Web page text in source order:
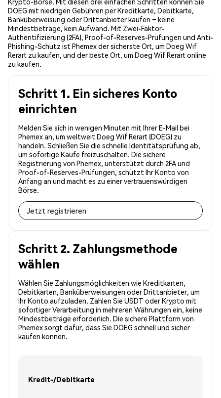
DOEG mit niedrigen Gebühren per Kreditkarte, Debitkarte,
Banküberweisung oder Drittanbieter kaufen – keine
Mindestbeträge, kein Aufwand. Mit Zwei-Faktor-
Authentifizierung (2FA), Proof-of-Reserves-Prüfungen und Anti-
Phishing-Schutz ist Phemex der sicherste Ort, um Doeg Wif
Rerart zu kaufen, und der beste Ort, um Doeg Wif Rerart online
zu kaufen.
Schritt 1. Ein sicheres Konto
einrichten
Melden Sie sich in wenigen Minuten mit Ihrer E-Mail bei
Phemex an, um weltweit Doeg Wif Rerart (DOEG) zu
handeln. Schließen Sie die schnelle Identitätsprüfung ab,
um sofortige Käufe freizuschalten. Die sichere
Registrierung von Phemex, unterstützt durch 2FA und
Proof-of-Reserves-Prüfungen, schützt Ihr Konto von
Anfang an und macht es zu einer vertrauenswürdigen
Börse.
Jetzt registrieren
Schritt 2. Zahlungsmethode
wählen
Wählen Sie Zahlungsmöglichkeiten wie Kreditkarten,
Debitkarten, Banküberweisungen oder Drittanbieter, um
Ihr Konto aufzuladen. Zahlen Sie USDT oder Krypto mit
sofortiger Verarbeitung in mehreren Währungen ein, keine
Mindestbeträge erforderlich. Die sichere Plattform von
Phemex sorgt dafür, dass Sie DOEG schnell und sicher
kaufen können.
Kredit-/Debitkarte